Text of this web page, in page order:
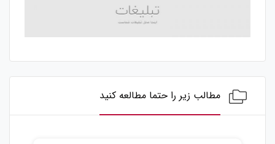
مطالب زیر را حتما مطالعه کنید